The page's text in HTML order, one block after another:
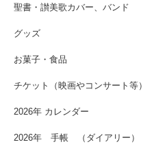
聖書・讃美歌カバー、バンド
グッズ
お菓子・食品
チケット（映画やコンサート等）
2026年 カレンダー
2026年 手帳 （ダイアリー）